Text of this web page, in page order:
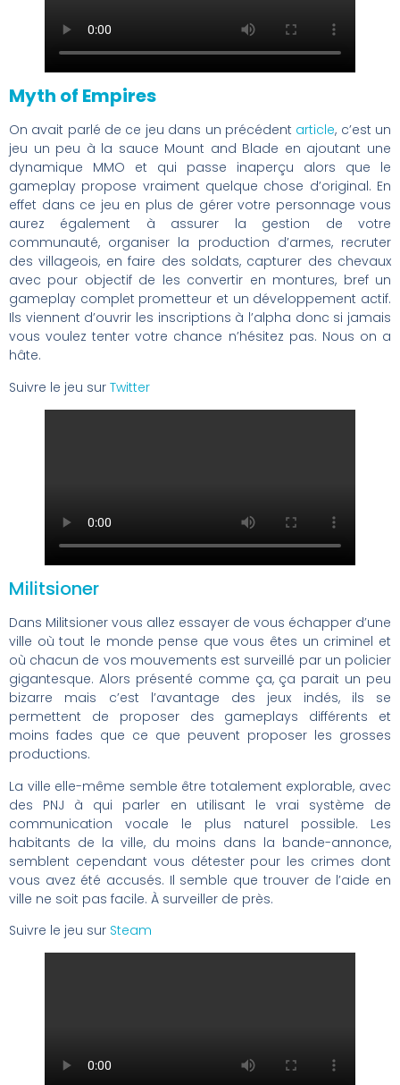
Myth of Empires
On avait parlé de ce jeu dans un précédent article, c’est un
jeu un peu à la sauce Mount and Blade en ajoutant une
dynamique MMO et qui passe inaperçu alors que le
gameplay propose vraiment quelque chose d’original. En
effet dans ce jeu en plus de gérer votre personnage vous
aurez également à assurer la gestion de votre
communauté, organiser la production d’armes, recruter
des villageois, en faire des soldats, capturer des chevaux
avec pour objectif de les convertir en montures, bref un
gameplay complet prometteur et un développement actif.
Ils viennent d’ouvrir les inscriptions à l’alpha donc si jamais
vous voulez tenter votre chance n’hésitez pas. Nous on a
hâte.
Suivre le jeu sur Twitter
Militsioner
Dans Militsioner vous allez essayer de vous échapper d’une
ville où tout le monde pense que vous êtes un criminel et
où chacun de vos mouvements est surveillé par un policier
gigantesque. Alors présenté comme ça, ça parait un peu
bizarre mais c’est l’avantage des jeux indés, ils se
permettent de proposer des gameplays différents et
moins fades que ce que peuvent proposer les grosses
productions.
La ville elle-même semble être totalement explorable, avec
des PNJ à qui parler en utilisant le vrai système de
communication vocale le plus naturel possible. Les
habitants de la ville, du moins dans la bande-annonce,
semblent cependant vous détester pour les crimes dont
vous avez été accusés. Il semble que trouver de l’aide en
ville ne soit pas facile. À surveiller de près.
Suivre le jeu sur Steam